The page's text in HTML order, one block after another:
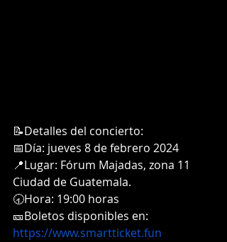
📝Detalles del concierto:
📅Día: jueves 8 de febrero 2024
📍Lugar: Fórum Majadas, zona 11
Ciudad de Guatemala.
🕣Hora: 19:00 horas
🎫Boletos disponibles en:
https://www.smartticket.fun